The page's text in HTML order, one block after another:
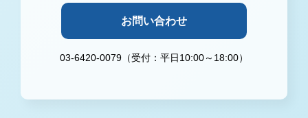
お問い合わせ
03-6420-0079（受付：平日10:00～18:00）